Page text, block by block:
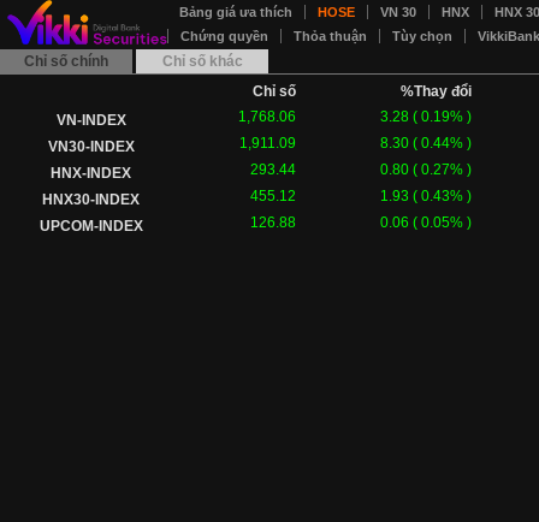
Bảng giá ưa thích HOSE VN 30 HNX
HNX
Chứng quyền
Thỏa thuận Tùy chọn
Chỉ số chính
Chỉ số khác
Chỉ số
%Thay đổi
VN-INDEX
1,768.06 3.28 ( 0.19% )
VN30-INDEX
1,911.09 8.30 ( 0.44% )
HNX-INDEX
293.44 0.80 ( 0.27% )
HNX30-INDEX
455.12 1.93 ( 0.43% )
UPCOM-INDEX
126.88 0.06 ( 0.05% )